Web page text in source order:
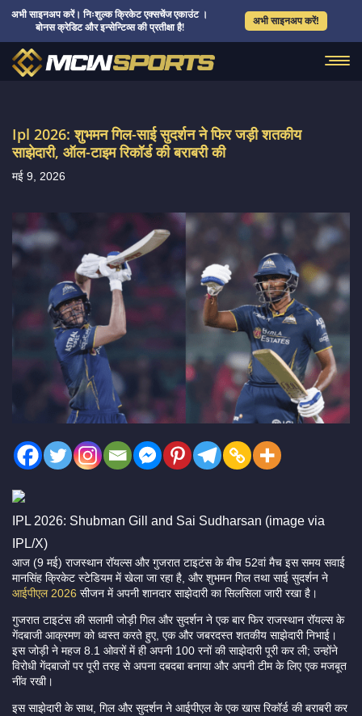
अभी साइनअप करें। निःशुल्क क्रिकेट एक्सचेंज एकाउंट ।
बोनस क्रेडिट और इन्सेन्टिव्स की प्रतीक्षा है!
अभी साइनअप करें!
Ipl 2026: शुभमन गिल-साई सुदर्शन ने फिर जड़ी शतकीय
साझेदारी, ऑल-टाइम रिकॉर्ड की बराबरी की
मई 9, 2026
IPL 2026: Shubman Gill and Sai Sudharsan (image via
IPL/X)
आज (9 मई) राजस्थान रॉयल्स और गुजरात टाइटंस के बीच 52वां मैच इस समय सवाई
मानसिंह क्रिकेट स्टेडियम में खेला जा रहा है, और शुभमन गिल तथा साई सुदर्शन ने
आईपीएल 2026 सीजन में अपनी शानदार साझेदारी का सिलसिला जारी रखा है।
गुजरात टाइटंस की सलामी जोड़ी गिल और सुदर्शन ने एक बार फिर राजस्थान रॉयल्स के
गेंदबाजी आक्रमण को ध्वस्त करते हुए, एक और जबरदस्त शतकीय साझेदारी निभाई।
इस जोड़ी ने महज 8.1 ओवरों में ही अपनी 100 रनों की साझेदारी पूरी कर ली; उन्होंने
विरोधी गेंदबाजों पर पूरी तरह से अपना दबदबा बनाया और अपनी टीम के लिए एक मजबूत
नींव रखी।
इस साझेदारी के साथ, गिल और सुदर्शन ने आईपीएल के एक खास रिकॉर्ड की बराबरी कर